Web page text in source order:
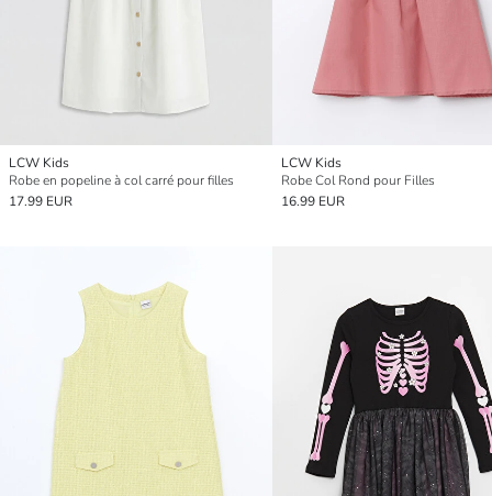
LCW Kids
Robe en popeline à col carré pour filles
17.99 EUR
LCW Kids
Robe Col Rond pour Filles
16.99 EUR